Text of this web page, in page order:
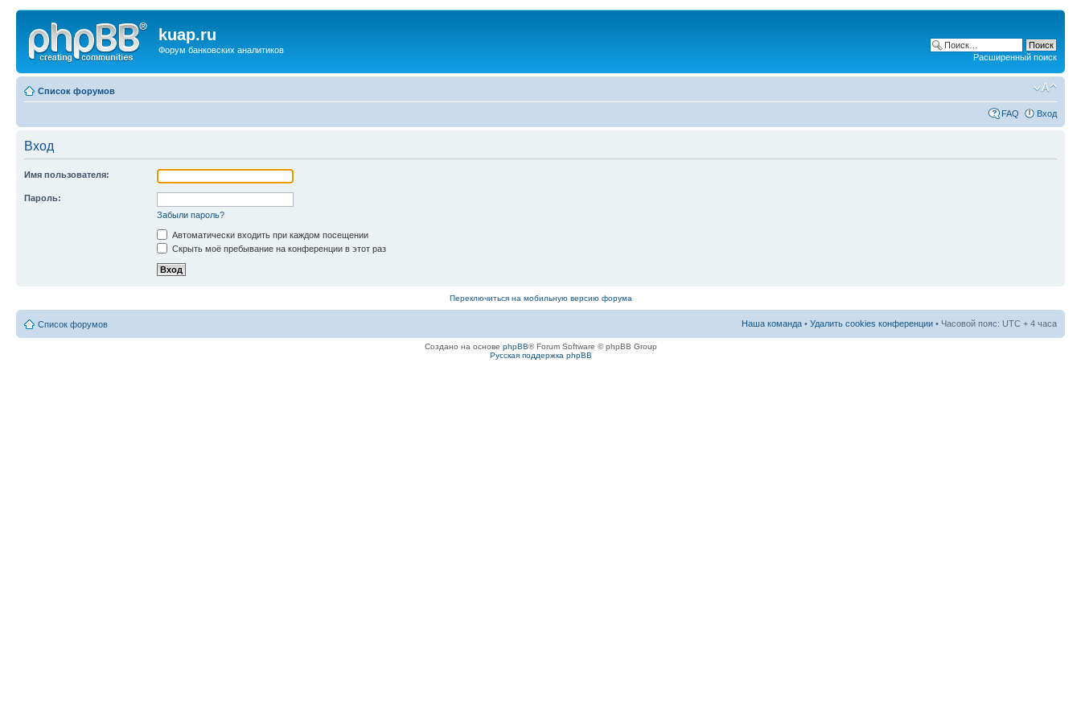
kuap.ru
Форум банковских аналитиков
Расширенный поиск
Список форумов
FAQ Вход
Вход
Имя пользователя:
Пароль:
Забыли пароль?
Автоматически входить при каждом посещении
Скрыть моё пребывание на конференции в этот раз
Переключиться на мобильную версию форума
Список форумов Наша команда • Удалить cookies конференции • Часовой пояс: UTC + 4 часа
Создано на основе phpBB® Forum Software © phpBB Group
Русская поддержка phpBB